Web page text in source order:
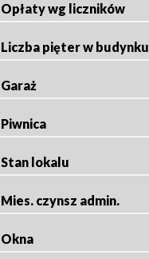
Opłaty wg liczników
Liczba pięter w budynku
Garaż
Piwnica
Stan lokalu
Mies. czynsz admin.
Okna